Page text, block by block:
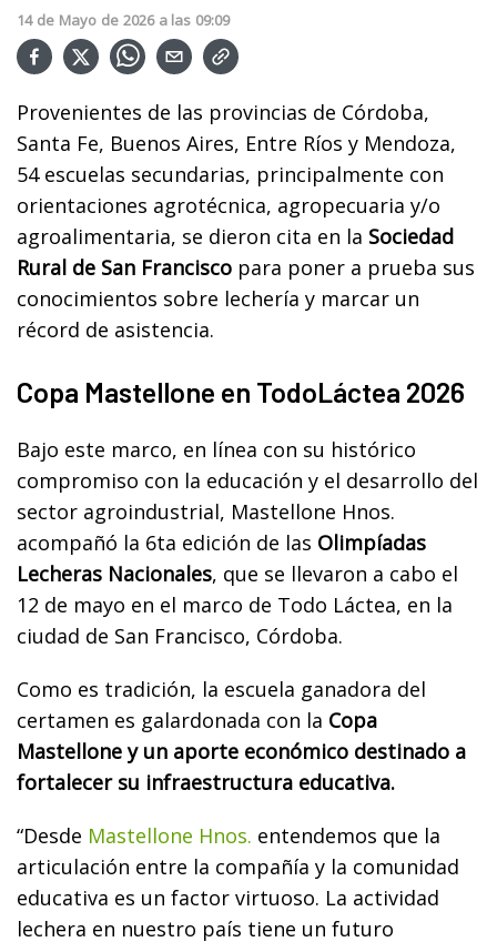
14 de Mayo de 2026 a las 09:09
Provenientes de las provincias de Córdoba,
Santa Fe, Buenos Aires, Entre Ríos y Mendoza,
54 escuelas secundarias, principalmente con
orientaciones agrotécnica, agropecuaria y/o
agroalimentaria, se dieron cita en la Sociedad
Rural de San Francisco para poner a prueba sus
conocimientos sobre lechería y marcar un
récord de asistencia.
Copa Mastellone en TodoLáctea 2026
Bajo este marco, en línea con su histórico
compromiso con la educación y el desarrollo del
sector agroindustrial, Mastellone Hnos.
acompañó la 6ta edición de las Olimpíadas
Lecheras Nacionales, que se llevaron a cabo el
12 de mayo en el marco de Todo Láctea, en la
ciudad de San Francisco, Córdoba.
Como es tradición, la escuela ganadora del
certamen es galardonada con la Copa
Mastellone y un aporte económico destinado a
fortalecer su infraestructura educativa.
“Desde Mastellone Hnos. entendemos que la
articulación entre la compañía y la comunidad
educativa es un factor virtuoso. La actividad
lechera en nuestro país tiene un futuro